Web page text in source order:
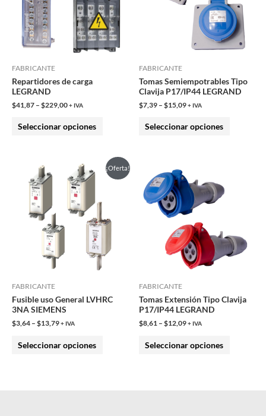
FABRICANTE
Repartidores de carga
LEGRAND
$41,87 – $229,00+ IVA
Seleccionar opciones
variantes.
Las
opciones
se
producto
FABRICANTE
Tomas Semiempotrables Tipo
Clavija P17/IP44 LEGRAND
$7,39 – $15,09+ IVA
Seleccionar opciones
variantes.
Las
opciones
se
elegir
en
¡Oferta!
FABRICANTE
Fusible uso General LVHRC
3NA SIEMENS
$3,64 – $13,79+ IVA
Seleccionar opciones
Este
producto
variantes.
opciones
elegir
FABRICANTE
Tomas Extensión Tipo Clavija
P17/IP44 LEGRAND
$8,61 – $12,09+ IVA
Seleccionar opciones
Las
opciones
elegir